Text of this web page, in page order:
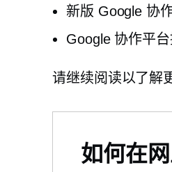
新版 Google 协
Google 协作平
请继续阅读以了解
如何在